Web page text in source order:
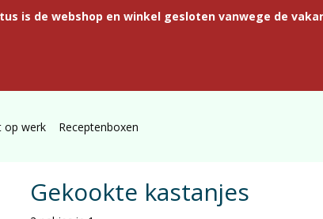
is de webshop en winkel gesloten vanwege de
op werk Receptenboxen
Gekookte kastanjes